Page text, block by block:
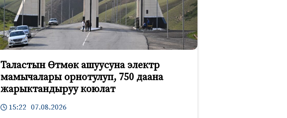
Таластын Өтмөк ашуусуна электр
мамычалары орнотулуп, 750 даана
жарыктандыруу коюлат
15:22 07.08.2026